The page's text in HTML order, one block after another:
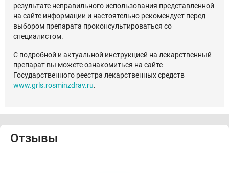
результате неправильного использования представленной
на сайте информации и настоятельно рекомендует перед
выбором препарата проконсультироваться со
специалистом.
С подробной и актуальной инструкцией на лекарственный
препарат вы можете ознакомиться на сайте
Государственного реестра лекарственных средств
www.grls.rosminzdrav.ru.
Отзывы